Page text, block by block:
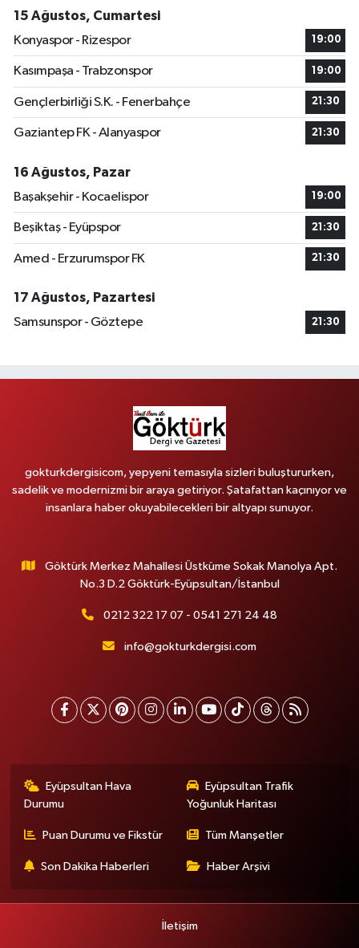
15 Ağustos, Cumartesi
Konyaspor - Rizespor
19:00
Kasımpaşa - Trabzonspor 19:00
Gençlerbirliği S.K. - Fenerbahçe 21:30
Gaziantep FK - Alanyaspor 21:30
16 Ağustos, Pazar
Başakşehir - Kocaelispor
19:00
Beşiktaş - Eyüpspor 21:30
Amed - Erzurumspor FK 21:30
17 Ağustos, Pazartesi
Samsunspor - Göztepe
21:30
gokturkdergisicom, yepyeni temasıyla sizleri buluştururken,
sadelik ve modernizmi bir araya getiriyor. Şatafattan kaçınıyor ve
insanlara haber okuyabilecekleri bir altyapı sunuyor.
Göktürk Merkez Mahallesi Üstküme Sokak Manolya Apt.
No.3 D.2 Göktürk-Eyüpsultan/İstanbul
0212 322 17 07 - 0541 271 24 48
info@gokturkdergisi.com
Eyüpsultan Hava
Durumu
Eyüpsultan Trafik
Yoğunluk Haritası
Puan Durumu ve Fikstür Tüm Manşetler
Son Dakika Haberleri Haber Arşivi
İletişim